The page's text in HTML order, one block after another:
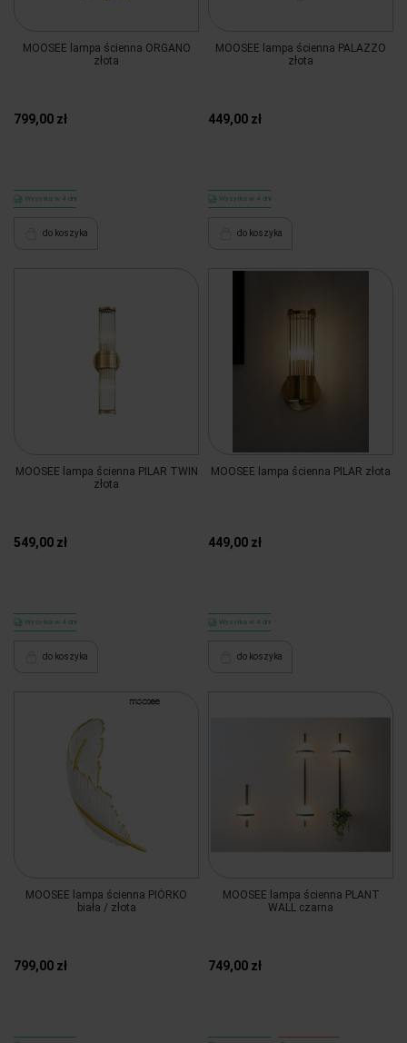
MOOSEE lampa ścienna ORGANO
złota
799,00 zł
Wysyłka w 4 dni
do koszyka
MOOSEE lampa ścienna PALAZZO
złota
449,00 zł
Wysyłka w 4 dni
do koszyka
MOOSEE lampa ścienna PILAR TWIN
złota
549,00 zł
Wysyłka w 4 dni
do koszyka
MOOSEE lampa ścienna PILAR złota
449,00 zł
Wysyłka w 4 dni
do koszyka
MOOSEE lampa ścienna PIÓRKO
biała / złota
799,00 zł
MOOSEE lampa ścienna PLANT
WALL czarna
749,00 zł